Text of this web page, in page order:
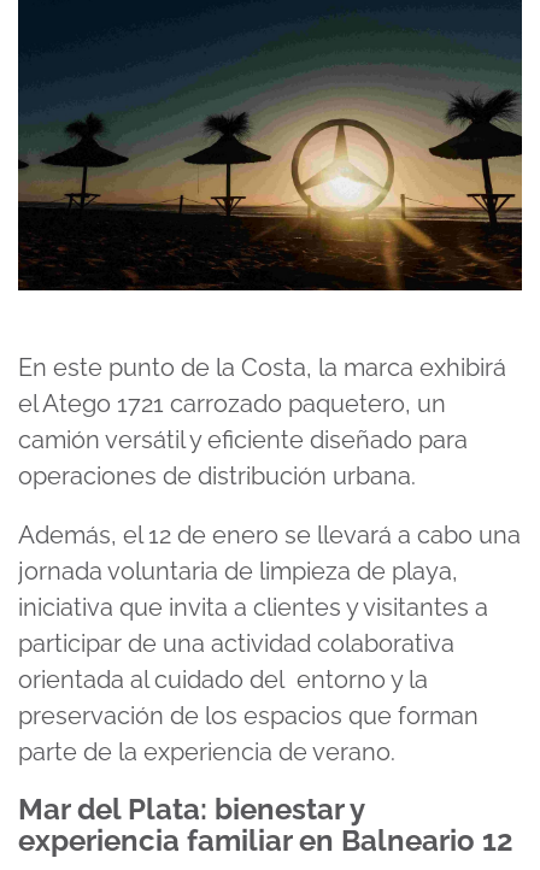
En este punto de la Costa, la marca exhibirá
el Atego 1721 carrozado paquetero, un
camión versátil y eficiente diseñado para
operaciones de distribución urbana.
Además, el 12 de enero se llevará a cabo una
jornada voluntaria de limpieza de playa,
iniciativa que invita a clientes y visitantes a
participar de una actividad colaborativa
orientada al cuidado del entorno y la
preservación de los espacios que forman
parte de la experiencia de verano.
Mar del Plata: bienestar y
experiencia familiar en Balneario 12